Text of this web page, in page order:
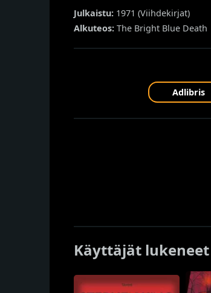
Julkaistu: 1971 (Viihdekirjat)
Alkuteos: The Bright Blue Death
Adlibris
Käyttäjät